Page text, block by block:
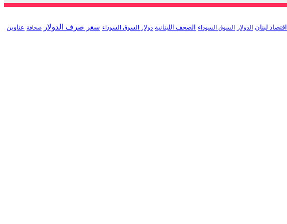
اقتصاد لبنان الدولار السوق السوداء الصحف اللبنانية دولار السوق السوداء سعر صرف الدولار صحافة عناوين